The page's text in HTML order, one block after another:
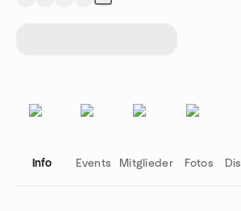
Info Events Mitglieder Fotos